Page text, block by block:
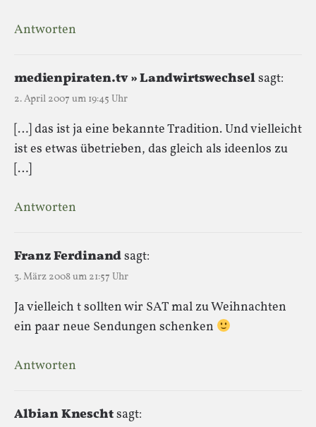
Antworten
medienpiraten.tv » Landwirtswechselsagt:
2. April 2007 um 19:45 Uhr
[…] das ist ja eine bekannte Tradition. Und vielleicht
ist es etwas übetrieben, das gleich als ideenlos zu
[…]
Antworten
Franz Ferdinandsagt:
3. März 2008 um 21:57 Uhr
Ja vielleich t sollten wir SAT mal zu Weihnachten
ein paar neue Sendungen schenken
Antworten
Albian Kneschtsagt: